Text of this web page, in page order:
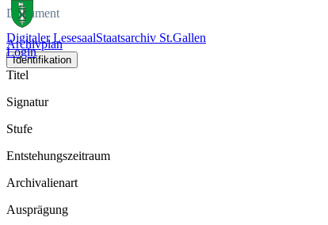
Digitaler LesesaalStaatsarchiv St.Gallen
Login
Dokument
Archivplan
Identifikation
Titel
Signatur
Stufe
Entstehungszeitraum
Archivalienart
Ausprägung